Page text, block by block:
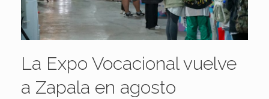
La Expo Vocacional vuelve
a Zapala en agosto